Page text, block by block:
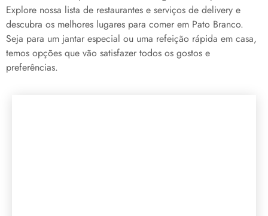
Explore nossa lista de restaurantes e serviços de delivery e
descubra os melhores lugares para comer em Pato Branco.
Seja para um jantar especial ou uma refeição rápida em casa,
temos opções que vão satisfazer todos os gostos e
preferências.